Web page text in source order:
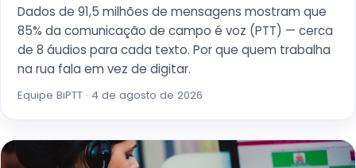
Dados de 91,5 milhões de mensagens mostram que
85% da comunicação de campo é voz (PTT) — cerca
de 8 áudios para cada texto. Por que quem trabalha
na rua fala em vez de digitar.
Equipe BiPTT · 4 de agosto de 2026